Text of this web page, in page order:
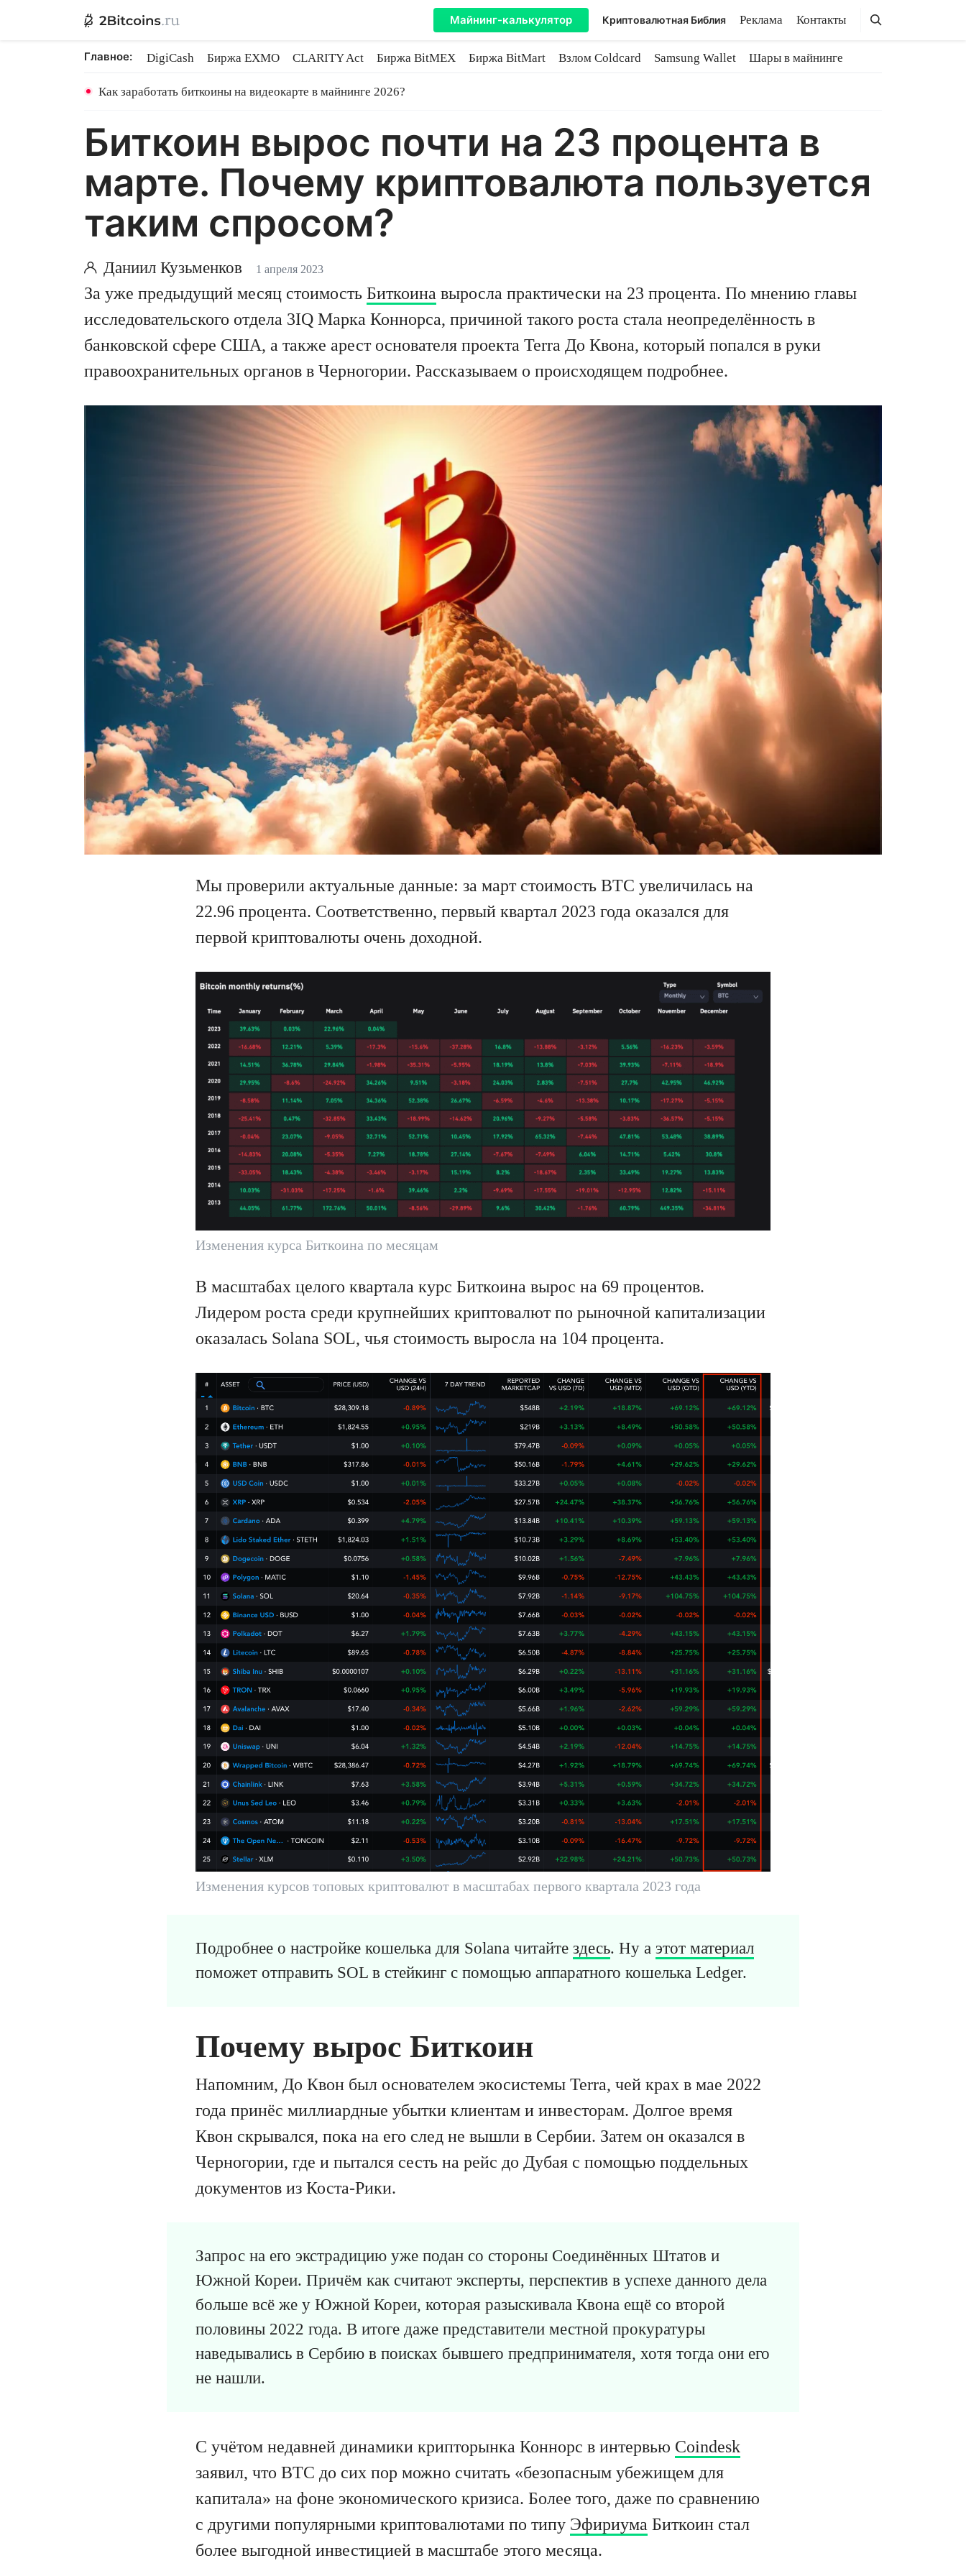
Майнинг-калькулятор Криптовалютная Библия Реклама Контакты Поиск
Поиск
Главное: DigiCash Биржа EXMO CLARITY Act Биржа BitMEX Биржа BitMart Взлом Coldcard Samsung Wallet
Шары в майнинге
Как заработать биткоины на видеокарте в майнинге 2026?
Биткоин вырос почти на 23 процента в
марте. Почему криптовалюта пользуется
таким спросом?
Даниил Кузьменков 1 апреля 2023
За уже предыдущий месяц стоимость Биткоина выросла практически на 23 процента. По мнению главы
исследовательского отдела 3IQ Марка Коннорса, причиной такого роста стала неопределённость в
банковской сфере США, а также арест основателя проекта Terra До Квона, который попался в руки
правоохранительных органов в Черногории. Рассказываем о происходящем подробнее.
Мы проверили актуальные данные: за март стоимость BTC увеличилась на
22.96 процента. Соответственно, первый квартал 2023 года оказался для
первой криптовалюты очень доходной.
Изменения курса Биткоина по месяцам
В масштабах целого квартала курс Биткоина вырос на 69 процентов.
Лидером роста среди крупнейших криптовалют по рыночной капитализации
оказалась Solana SOL, чья стоимость выросла на 104 процента.
Изменения курсов топовых криптовалют в масштабах первого квартала 2023 года
Подробнее о настройке кошелька для Solana читайте здесь. Ну а этот материал
поможет отправить SOL в стейкинг с помощью аппаратного кошелька Ledger.
Почему вырос Биткоин
Напомним, До Квон был основателем экосистемы Terra, чей крах в мае 2022
года принёс миллиардные убытки клиентам и инвесторам. Долгое время
Квон скрывался, пока на его след не вышли в Сербии. Затем он оказался в
Черногории, где и пытался сесть на рейс до Дубая с помощью поддельных
документов из Коста-Рики.
Запрос на его экстрадицию уже подан со стороны Соединённых Штатов и
Южной Кореи. Причём как считают эксперты, перспектив в успехе данного дела
больше всё же у Южной Кореи, которая разыскивала Квона ещё со второй
половины 2022 года. В итоге даже представители местной прокуратуры
наведывались в Сербию в поисках бывшего предпринимателя, хотя тогда они его
не нашли.
С учётом недавней динамики крипторынка Коннорс в интервью Coindesk
заявил, что BTC до сих пор можно считать «безопасным убежищем для
капитала» на фоне экономического кризиса. Более того, даже по сравнению
с другими популярными криптовалютами по типу Эфириума Биткоин стал
более выгодной инвестицией в масштабе этого месяца.